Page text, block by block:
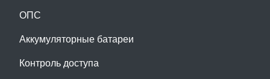
ОПС
Аккумуляторные батареи
Контроль доступа